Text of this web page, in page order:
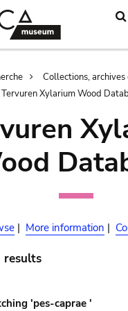
Collections,
Tervuren Xylarium Wood
| More information |
results
'pes-caprae '